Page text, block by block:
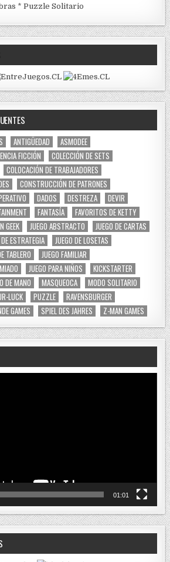
*Puzzle Solitario
ANTIGÜEDAD
ASMODEE
FICCIÓN
COLECCIÓN DE SETS
COLOCACIÓN DE TRABAJADORES
CONSTRUCCIÓN DE PATRONES
DADOS DESTREZA
DEVIR
FANTASÍA
FAVORITOS DE KETTY
GEEK JUEGO ABSTRACTO
JUEGO DE CARTAS
ESTRATEGIA
JUEGO DE LOSETAS
TABLERO
JUEGO FAMILIAR
JUEGO PARA NIÑOS
KICKSTARTER
DE MANO MASQUEOCA
MODO SOLITARIO
LUCK PUZZLE
RAVENSBURGER
GAMES SPIEL DES JAHRES Z-MAN GAMES
01:01